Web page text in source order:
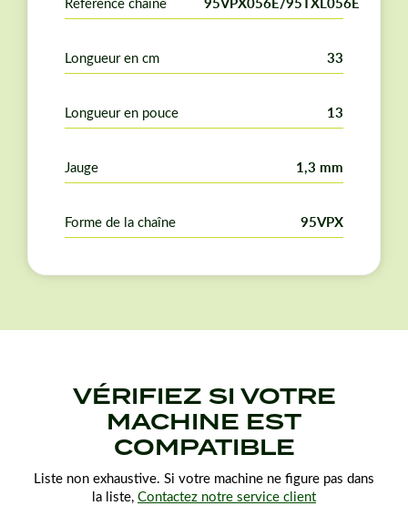
Longueur en cm 33
Longueur en pouce 13
Jauge 1,3 mm
Forme de la chaîne 95VPX
VÉRIFIEZ SI VOTRE
MACHINE EST
COMPATIBLE
Liste non exhaustive. Si votre machine ne figure pas dans
la liste, Contactez notre service client